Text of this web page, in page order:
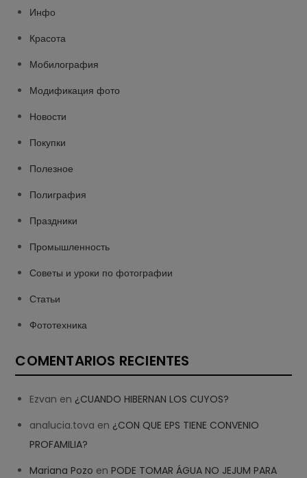
Инфо
Красота
Мобилография
Модификация фото
Новости
Покупки
Полезное
Полиграфия
Праздники
Промышленность
Советы и уроки по фотографии
Статьи
Фототехника
COMENTARIOS RECIENTES
Ezvan en ¿CUANDO HIBERNAN LOS CUYOS?
analucia.tova en ¿CON QUE EPS TIENE CONVENIO
PROFAMILIA?
Mariana Pozo enPODE TOMAR ÁGUA NO JEJUM PARA